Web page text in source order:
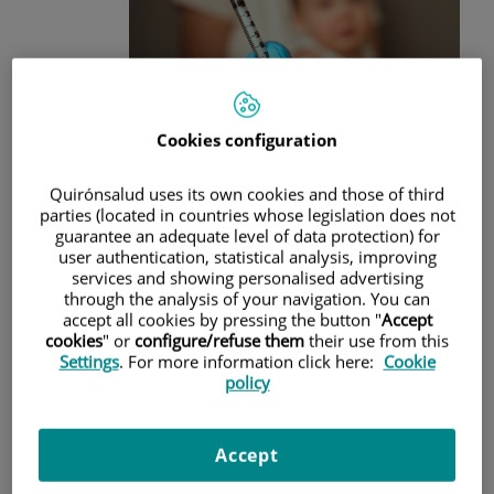
tiempo que en consulta estamos viendo algo que,
sinceramente, nos preocupa mucho. En artículos anteriores
os hemos hablado de laimportancia de las vacunas, de los
calendarios vacunales y de sus posibles efectos adversos,
pero, últimamente,cada vez son más las familias que
acuden con dudas, miedos o incluso con una decisión clara
de no vacunar a sus hijos de algunas enfermedades. En el
post de hoy, queremos acompañaros en esas dudas,
resolver algunas de las preguntas más frecuentes y
ayudaros a tomar decisiones desde la información y no
Las vacunas son una forma de "entrenar" a nuestro cuerpo
No son otra cosa que una preparación para que, si algún
día nos encontramos con una enfermedad, nuestro
Cookies configuration
Quirónsalud uses its own cookies and those of third
parties (located in countries whose legislation does not
guarantee an adequate level of data protection) for
user authentication, statistical analysis, improving
services and showing personalised advertising
through the analysis of your navigation. You can
accept all cookies by pressing the button "Accept
cookies" or configure/refuse them their use from this
Settings. For more information click here: Cookie
policy
Accept